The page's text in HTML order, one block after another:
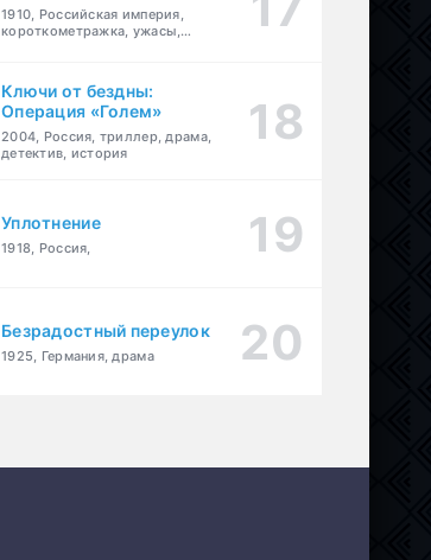
1910, Российская империя,
короткометражка, ужасы,
Ключи от бездны:
Операция «Голем»
2004, Россия, триллер, драма,
детектив, история
Уплотнение
1918, Россия,
Безрадостный переулок
1925, Германия, драма